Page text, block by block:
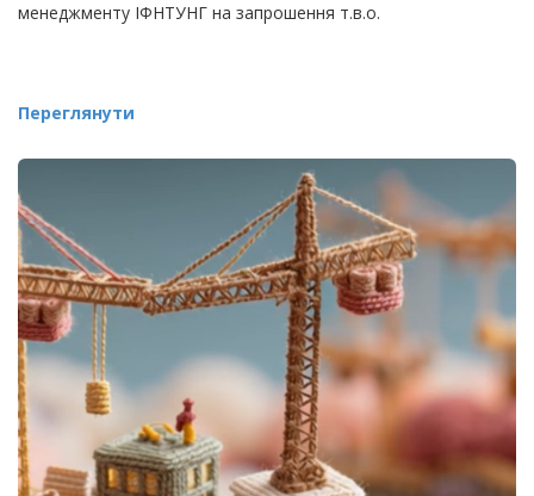
менеджменту ІФНТУНГ на запрошення т.в.о.
Переглянути